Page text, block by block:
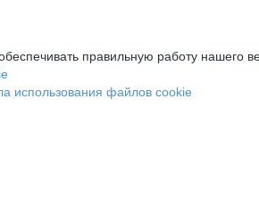
правильную работу нашего
использования файлов cookie